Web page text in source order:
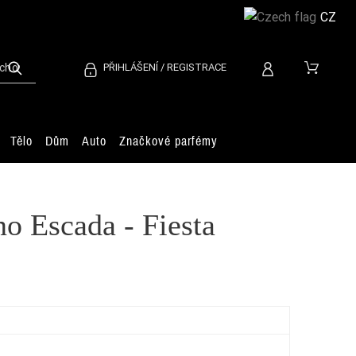
PŘIHLÁŠENÍ / REGISTRACE
Tělo Dům Auto Značkové parfémy
Escada - Fiesta
CZ